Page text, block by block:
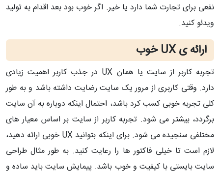
نفعی برای تجارت شما دارد یا خیر. اگر خوب بود بعد اقدام به تولید
ویدئو کنید.
ارائه ی UX خوب
تجربه کاربر از سایت یا همان UX در جذب کاربر اهمیت زیادی
دارد. وقتی کاربری از مرور یک سایت رضایت داشته باشد و به طور
کلی تجربه خوبی کسب کرد باشد، احتمال اینکه دوباره به آن سایت
برگردد، بیشتر می شود. تجربه کاربر از سایت بر اساس معیار های
مختلفی سنجیده می شود. برای اینکه بتوانید UX خوبی ارائه دهید،
لازم است تا خیلی فاکتور ها را رعایت کنید. به طور مثال طراحی
سایت بایستی با کیفیت و خوب باشد. پیمایش سایت باید ساده و